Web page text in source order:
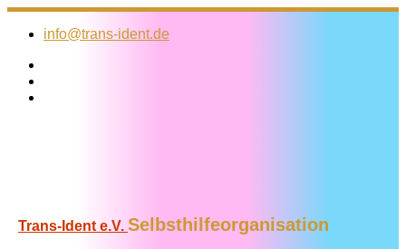
Zum
Inhalt
info@trans-ident.de
Trans-Ident e.V. Selbsthilfeorganisation